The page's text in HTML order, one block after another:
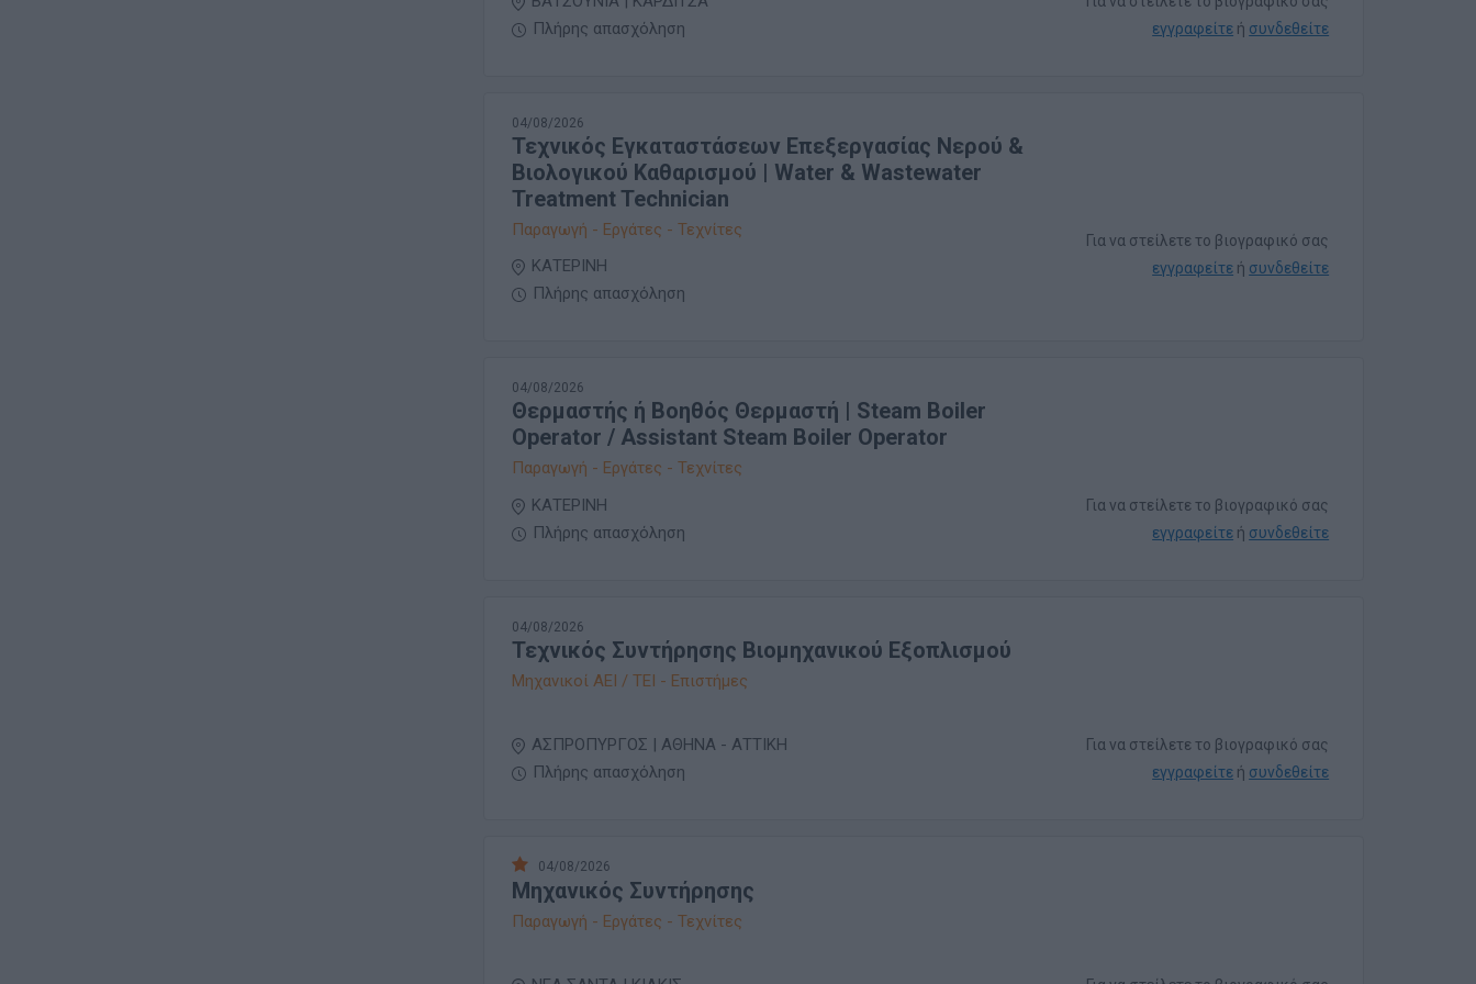
Πλήρης απασχόληση
εγγραφείτε ή συνδεθείτε
04/08/2026
Τεχνικός Εγκαταστάσεων Επεξεργασίας Νερού &
Βιολογικού Καθαρισμού | Water & Wastewater
Treatment Technician
Παραγωγή - Εργάτες - Τεχνίτες
ΚΑΤΕΡΙΝΗ
Πλήρης απασχόληση
Για να στείλετε το βιογραφικό σας
εγγραφείτε ή συνδεθείτε
04/08/2026
Θερμαστής ή Βοηθός Θερμαστή | Steam Boiler
Operator / Assistant Steam Boiler Operator
Παραγωγή - Εργάτες - Τεχνίτες
ΚΑΤΕΡΙΝΗ
Πλήρης απασχόληση
Για να στείλετε το βιογραφικό σας
εγγραφείτε ή συνδεθείτε
04/08/2026
Τεχνικός Συντήρησης Βιομηχανικού Εξοπλισμού
Μηχανικοί ΑΕΙ / ΤΕΙ - Επιστήμες
ΑΣΠΡΟΠΥΡΓΟΣ | ΑΘΗΝΑ - ΑΤΤΙΚΗ
Πλήρης απασχόληση
Για να στείλετε το βιογραφικό σας
εγγραφείτε ή συνδεθείτε
04/08/2026
Μηχανικός Συντήρησης
Παραγωγή - Εργάτες - Τεχνίτες